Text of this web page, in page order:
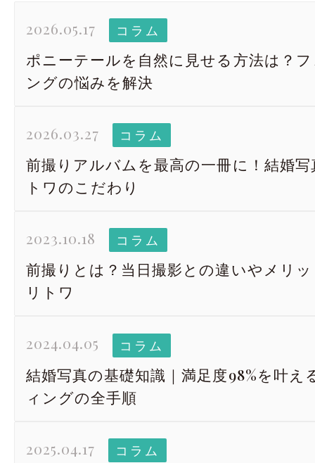
2026.05.17 コラム
ポニーテールを自然に見せる方法は？
ングの悩みを解決
2026.03.27 コラム
前撮りアルバムを最高の一冊に！結婚
トワのこだわり
2023.10.18 コラム
前撮りとは？当日撮影との違いやメリ
リトワ
2024.04.05 コラム
結婚写真の基礎知識｜満足度98%を叶え
ィングの全手順
2025.04.17 コラム